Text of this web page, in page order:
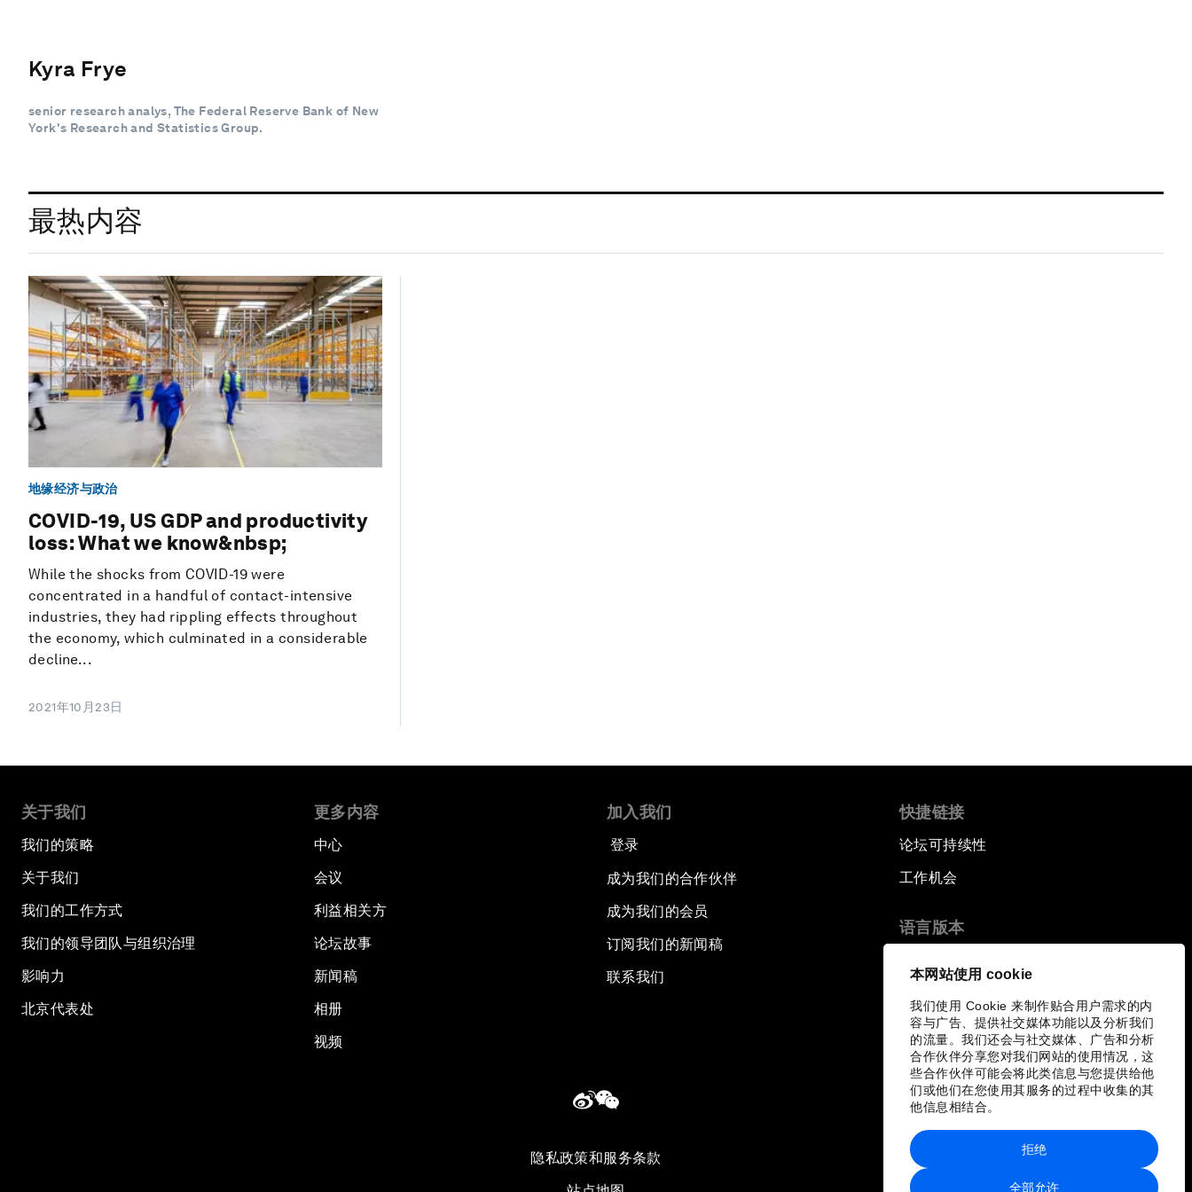
本网站使用 cookie
我们使用 Cookie 来制作贴合用户需求的内
容与广告、提供社交媒体功能以及分析我们
的流量。我们还会与社交媒体、广告和分析
合作伙伴分享您对我们网站的使用情况，这
些合作伙伴可能会将此类信息与您提供给他
们或他们在您使用其服务的过程中收集的其
他信息相结合。
全部允许
拒绝
Kyra Frye
senior research analys, The Federal Reserve Bank of New
York's Research and Statistics Group.
最热内容
地缘经济与政治
COVID-19, US GDP and productivity
loss: What we know&nbsp;
While the shocks from COVID-19 were
concentrated in a handful of contact-intensive
industries, they had rippling effects throughout
the economy, which culminated in a considerable
decline...
2021年10月23日
关于我们
我们的策略
关于我们
我们的工作方式
我们的领导团队与组织治理
影响力
北京代表处
更多内容
中心
会议
利益相关方
论坛故事
新闻稿
相册
视频
加入我们
登录
成为我们的合作伙伴
成为我们的会员
订阅我们的新闻稿
联系我们
快捷链接
论坛可持续性
工作机会
语言版本
隐私政策和服务条款